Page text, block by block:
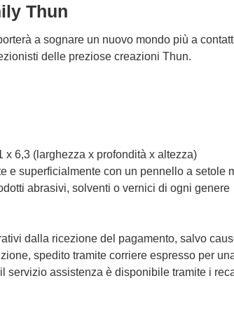
Thun
a sognare un nuovo mondo più a
delle preziose creazioni Thun.
x 6,3 (larghezza x profondità x altezza)
e superficialmente con un pennello a setole
abrasivi, solventi o vernici di ogni genere
dalla ricezione del pagamento, salvo
spedito tramite corriere espresso per
servizio assistenza è disponibile tramite i